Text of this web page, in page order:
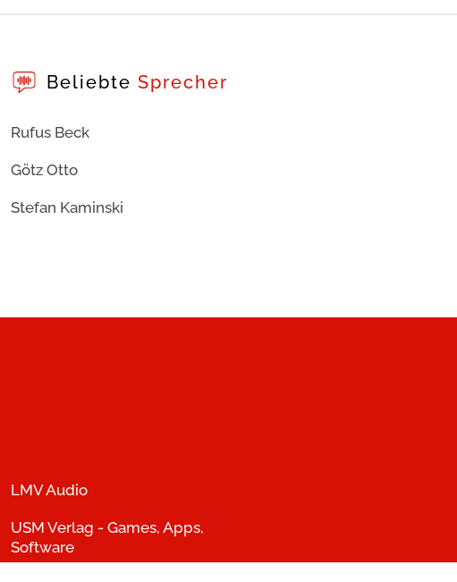
BeliebteSprecher
Rufus Beck
Götz Otto
Stefan Kaminski
LMV Audio
USM Verlag - Games, Apps,
Software